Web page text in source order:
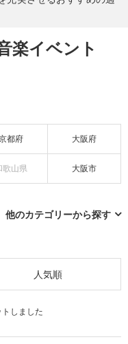
楽イベント
都府 大阪府
歌山県 大阪市
他のカテゴリーから探す
人気順
しました